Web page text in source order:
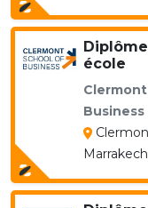
école
Business
Marrakech